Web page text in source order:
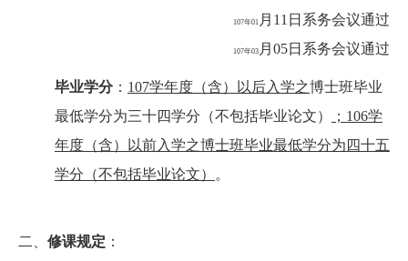
107年01 月11 日系务会议通过
107年03 月05日系务会议通过
毕业学分： 107学年度（含）以后入学之博士班毕业
最低学分为三十四学分（不包括毕业论文）
；106学
年度（含）以前入学之博士班毕业最低学分为四十五
学分（不包括毕业论文）
。
二、 修课规定 ：